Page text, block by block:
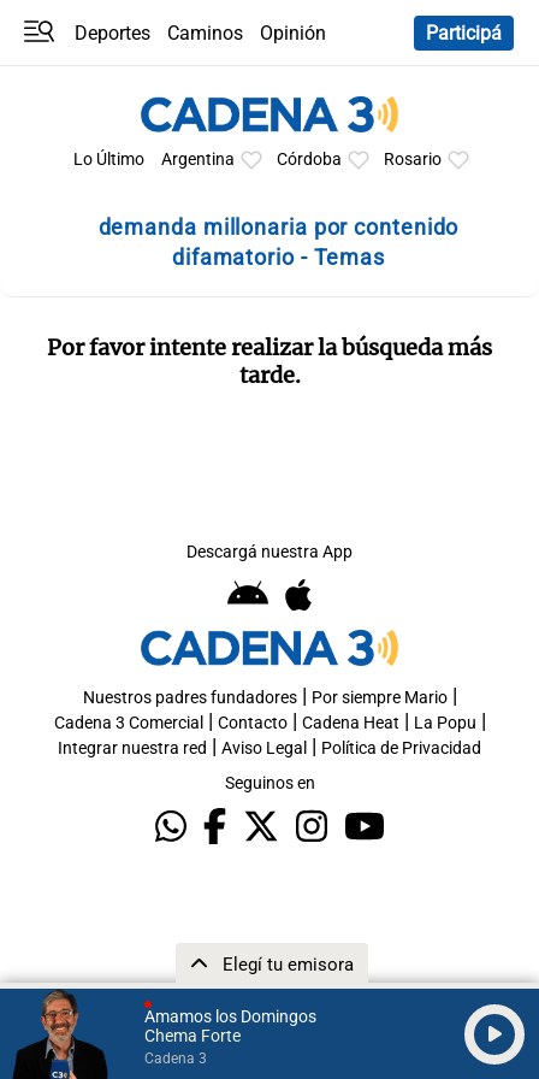
Amamos los Domingos
Chema Forte
Cadena 3
Elegí tu emisora
Deportes Caminos
Opinión
Participá
Lo Último Argentina Córdoba Rosario
demanda millonaria por contenido
difamatorio - Temas
Por favor intente realizar la búsqueda más
tarde.
Descargá nuestra App
Nuestros padres fundadores| Por siempre Mario|
Cadena 3 Comercial | Contacto| Cadena Heat | La Popu |
Integrar nuestra red | Aviso Legal | Política de Privacidad
Seguinos en